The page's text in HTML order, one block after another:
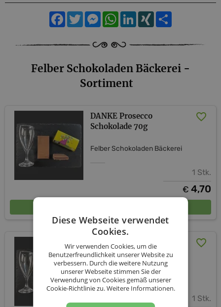
Facebook
TwitterMessengerWhatsApp
LinkedIn
XING
Felber Schokoladen Bäckerei -
Sortiment
DANKE Prosecco
Schokolade 70g
Felber Schokoladen Bäckerei
1 Stk.
€ 4,70
VON HERZEN Prosecco
Schokolade 70g
Felber Schokoladen Bäckerei
1 Stk.
Diese Webseite verwendet
Cookies.
Wir verwenden Cookies, um die
Benutzerfreundlichkeit unserer Website zu
verbessern. Durch die weitere Nutzung
unserer Webseite stimmen Sie der
Verwendung von Cookies gemäß unserer
Cookie-Richtlinie zu.Weitere Informationen.